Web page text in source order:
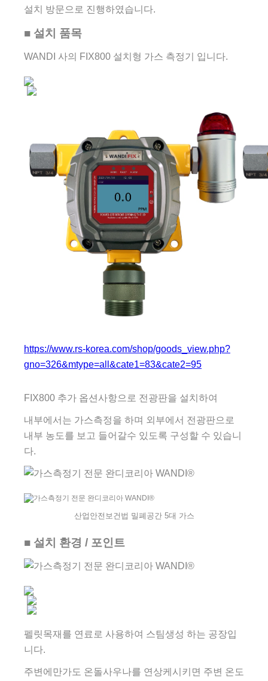
설치 방문으로 진행하였습니다.
■ 설치 품목
WANDI 사의 FIX800 설치형 가스 측정기 입니다.
https://www.rs-korea.com/shop/goods_view.php?
gno=326&mtype=all&cate1=83&cate2=95
FIX800 추가 옵션사항으로 전광판을 설치하여
내부에서는 가스측정을 하며 외부에서 전광판으로
내부 농도를 보고 들어갈수 있도록 구성할 수 있습니
다.
산업안전보건법 밀폐공간 5대 가스
■ 설치 환경 / 포인트
펠릿목재를 연료로 사용하여 스팀생성 하는 공장입
니다.
주변에만가도 온돌사우나를 연상케시키면 주변 온도